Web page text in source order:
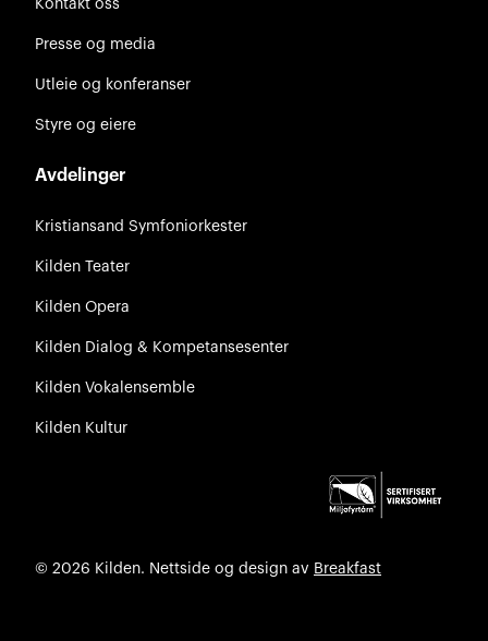
Kontakt oss
Presse og media
Utleie og konferanser
Styre og eiere
Avdelinger
Kristiansand Symfoniorkester
Kilden Teater
Kilden Opera
Kilden Dialog & Kompetansesenter
Kilden Vokalensemble
Kilden Kultur
© 2026 Kilden. Nettside og design av Breakfast